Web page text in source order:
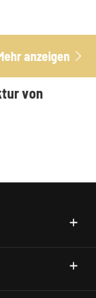
anzeigen 
von